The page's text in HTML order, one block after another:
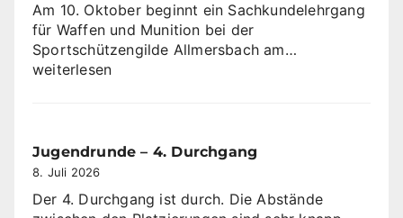
Am 10. Oktober beginnt ein Sachkundelehrgang
für Waffen und Munition bei der
Sportschützengilde Allmersbach am…
weiterlesen
Jugendrunde – 4. Durchgang
8. Juli 2026
Der 4. Durchgang ist durch. Die Abstände